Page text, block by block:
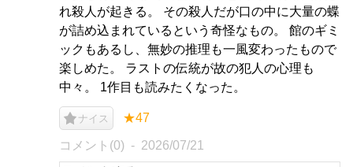
れ殺人が起きる。 その殺人だが口の中に大量の蝶
が詰め込まれているという奇怪なもの。 館のギミ
ックもあるし、無妙の推理も一風変わったもので
楽しめた。 ラストの伝統が故の犯人の心理も
中々。 1作目も読みたくなった。
ナイス ★47
コメント(0) 2026/07/21